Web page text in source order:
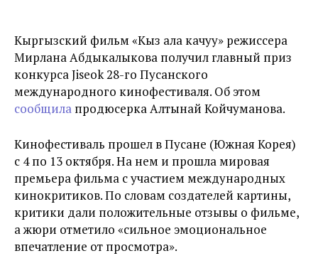
Кыргызский фильм «Кыз ала качуу» режиссера
Мирлана Абдыкалыкова получил главный приз
конкурса Jiseok 28-го Пусанского
международного кинофестиваля. Об этом
сообщила продюсерка Алтынай Койчуманова.
Кинофестиваль прошел в Пусане (Южная Корея)
с 4 по 13 октября. На нем и прошла мировая
премьера фильма с участием международных
кинокритиков. По словам создателей картины,
критики дали положительные отзывы о фильме,
а жюри отметило «сильное эмоциональное
впечатление от просмотра».